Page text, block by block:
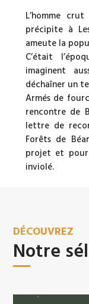
L’homme
précipite à
ameute la
C’était
imaginent
déchaîner un
Armés de
rencontre de
lettre de
Forêts de
projet et pour
inviolé.
DÉCOUVREZ
Notre